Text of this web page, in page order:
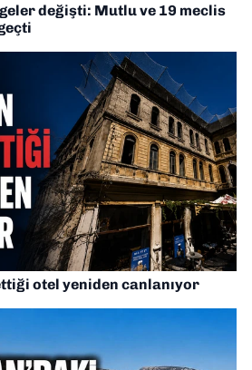
değişti: Mutlu ve 19 meclis
otel yeniden canlanıyor